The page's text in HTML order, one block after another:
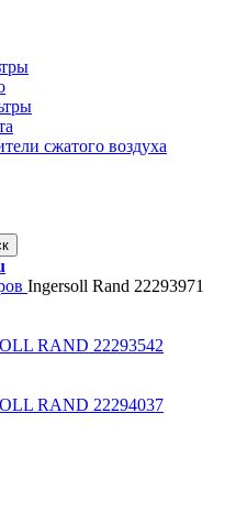
сжатого воздуха
Ingersoll Rand 22293971
RAND 22293542
RAND 22294037